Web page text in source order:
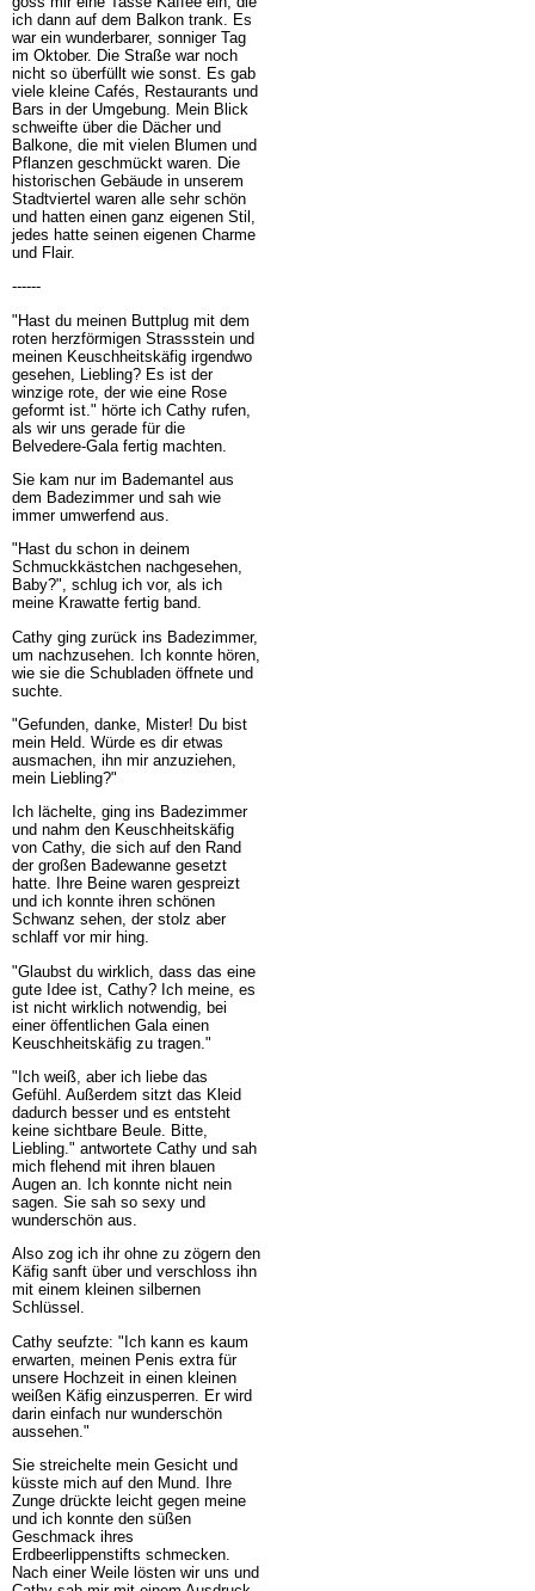
ich dann auf dem Balkon trank. Es
war ein wunderbarer, sonniger Tag
im Oktober. Die Straße war noch
nicht so überfüllt wie sonst. Es gab
viele kleine Cafés, Restaurants und
Bars in der Umgebung. Mein Blick
schweifte über die Dächer und
Balkone, die mit vielen Blumen und
Pflanzen geschmückt waren. Die
historischen Gebäude in unserem
Stadtviertel waren alle sehr schön
und hatten einen ganz eigenen Stil,
jedes hatte seinen eigenen Charme
und Flair.
------
"Hast du meinen Buttplug mit dem
roten herzförmigen Strassstein und
meinen Keuschheitskäfig irgendwo
gesehen, Liebling? Es ist der
winzige rote, der wie eine Rose
geformt ist." hörte ich Cathy rufen,
als wir uns gerade für die
Belvedere-Gala fertig machten.
Sie kam nur im Bademantel aus
dem Badezimmer und sah wie
immer umwerfend aus.
"Hast du schon in deinem
Schmuckkästchen nachgesehen,
Baby?", schlug ich vor, als ich
meine Krawatte fertig band.
Cathy ging zurück ins Badezimmer,
um nachzusehen. Ich konnte hören,
wie sie die Schubladen öffnete und
suchte.
"Gefunden, danke, Mister! Du bist
mein Held. Würde es dir etwas
ausmachen, ihn mir anzuziehen,
mein Liebling?"
Ich lächelte, ging ins Badezimmer
und nahm den Keuschheitskäfig
von Cathy, die sich auf den Rand
der großen Badewanne gesetzt
hatte. Ihre Beine waren gespreizt
und ich konnte ihren schönen
Schwanz sehen, der stolz aber
schlaff vor mir hing.
"Glaubst du wirklich, dass das eine
gute Idee ist, Cathy? Ich meine, es
ist nicht wirklich notwendig, bei
einer öffentlichen Gala einen
Keuschheitskäfig zu tragen."
"Ich weiß, aber ich liebe das
Gefühl. Außerdem sitzt das Kleid
dadurch besser und es entsteht
keine sichtbare Beule. Bitte,
Liebling." antwortete Cathy und sah
mich flehend mit ihren blauen
Augen an. Ich konnte nicht nein
sagen. Sie sah so sexy und
wunderschön aus.
Also zog ich ihr ohne zu zögern den
Käfig sanft über und verschloss ihn
mit einem kleinen silbernen
Schlüssel.
Cathy seufzte: "Ich kann es kaum
erwarten, meinen Penis extra für
unsere Hochzeit in einen kleinen
weißen Käfig einzusperren. Er wird
darin einfach nur wunderschön
aussehen."
Sie streichelte mein Gesicht und
küsste mich auf den Mund. Ihre
Zunge drückte leicht gegen meine
und ich konnte den süßen
Geschmack ihres
Erdbeerlippenstifts schmecken.
Nach einer Weile lösten wir uns und